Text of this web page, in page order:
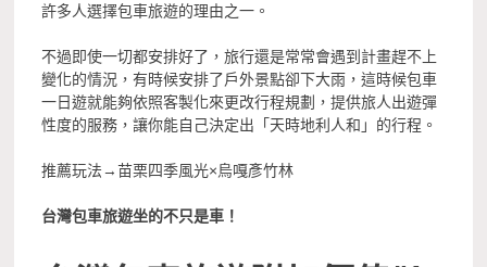
許多人選擇包車旅遊的理由之一。
不過即使一切都安排好了，旅行還是常常會遇到計畫趕不上
變化的情況，有時候安排了戶外景點卻下大雨，這時候包車
一日遊就能夠依照客製化來更改行程規劃，提供旅人出遊彈
性度的服務，讓你能自己決定出「天時地利人和」的行程。
推薦玩法→苗栗四季風光×烏嘎彥竹林
台灣包車旅遊坐的不只是車！